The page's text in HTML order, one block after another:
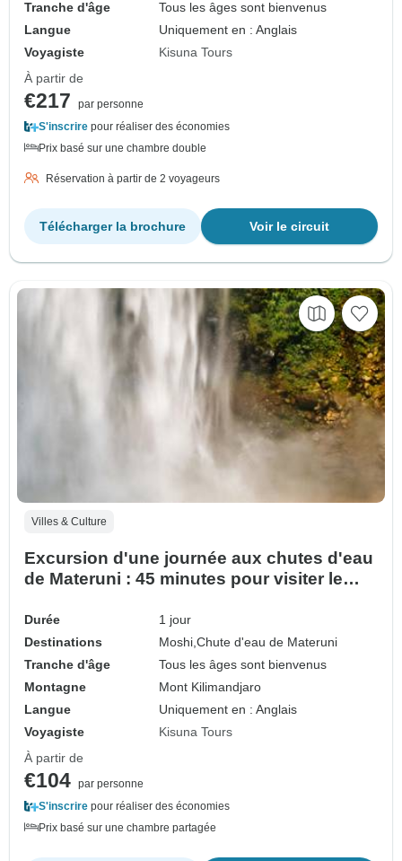
Tranche d'âge
Tous les âges sont bienvenus
Langue
Uniquement en : Anglais
Voyagiste
Kisuna Tours
À partir de
€217
par personne
S'inscrire pour réaliser des économies
Prix basé sur une chambre double
Réservation à partir de 2 voyageurs
Voir le circuit
Télécharger la brochure
Villes & Culture
Excursion d'une journée aux chutes d'eau
de Materuni : 45 minutes pour visiter le
chutes d'eau de Materuni.
Durée
1 jour
Destinations
Moshi,Chute d'eau de Materuni
Tranche d'âge
Tous les âges sont bienvenus
Montagne
Mont Kilimandjaro
Langue
Uniquement en : Anglais
Voyagiste
Kisuna Tours
À partir de
€104 par personne
S'inscrire pour réaliser des économies
Prix basé sur une chambre partagée